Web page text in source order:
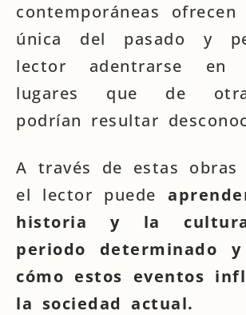
contemporáneas
única del pasado y
lector adentrarse en
lugares que de
podrían resultar
A través de estas obras
el lector puede
historia y la
periodo determinado
cómo estos eventos
la sociedad actual.